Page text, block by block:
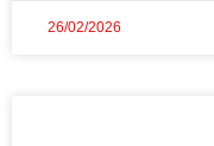
26/02/2026